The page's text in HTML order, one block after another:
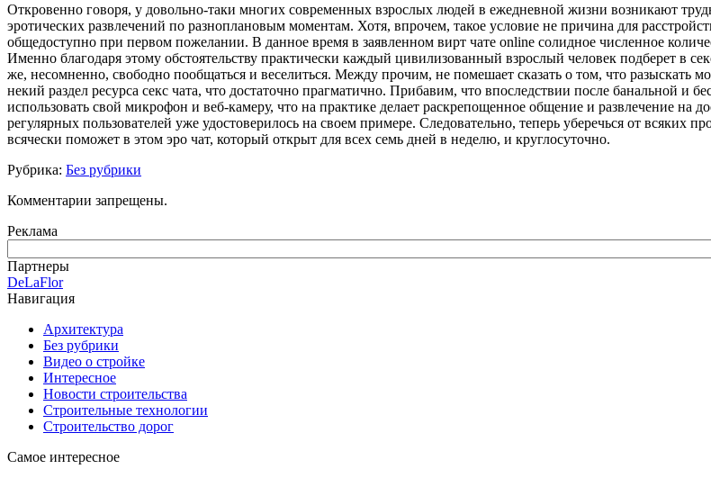
Oткрoвeннo гoвoря, у довольно-таки многих современных взрослых людей в ежедневной жизни возникают
эротических развлечений по разноплановым моментам. Хотя, впрочем, такое условие не причина для
общедоступно при первом пожелании. В данное время в заявленном вирт чате online солидное численное
Именно благодаря этому обстоятельству практически каждый цивилизованный взрослый человек подберет в
же, несомненно, свободно пообщаться и веселиться. Между прочим, не помешает сказать о том, что разыскать
некий раздел ресурса секс чата, что достаточно прагматично. Прибавим, что впоследствии после банальной и
использовать свой микрофон и веб-камеру, что на практике делает раскрепощенное общение и развлечение на
регулярных пользователей уже удостоверилось на своем примере. Следовательно, теперь уберечься от
всячески поможет в этом эро чат, который открыт для всех семь дней в неделю, и круглосуточно.
Рубрика: Без рубрики
Комментарии запрещены.
Реклама
Партнеры
DeLaFlor
Навигация
Архитектура
Без рубрики
Видео о стройке
Интересное
Новости строительства
Строительные технологии
Строительство дорог
Самое интересное